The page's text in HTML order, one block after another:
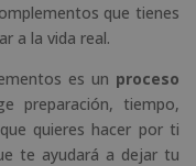
que tienes
a la vida real.
es un proceso
preparación, tiempo,
quieres hacer por ti
te ayudará a dejar tu